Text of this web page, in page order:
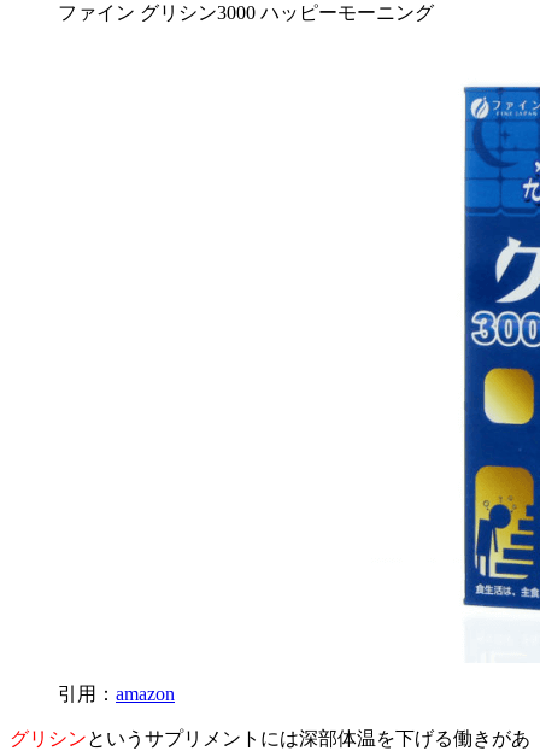
ファイン グリシン3000 ハッピーモーニング
引用： amazon
グリシンというサプリメントには深部体温を下げる働きがあ